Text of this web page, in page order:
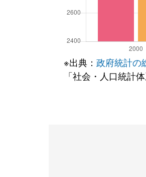
※出典： 政府統計の
「社会・人口統計